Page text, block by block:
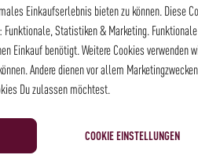
Einkaufserlebnis bieten zu können. Diese
Statistiken & Marketing. Funktionale
Einkauf benötigt. Weitere Cookies verwenden
Andere dienen vor allem
Du zulassen möchtest.
COOKIE EINSTELLUNGEN
- RÖSTEREIFÜHRUNGEN